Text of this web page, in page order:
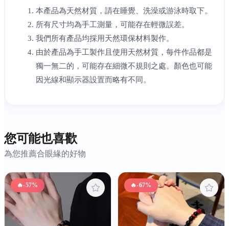
本產品為天然材質，請在睡覺、洗澡或游泳時取下。
所有尺寸均為手工測量，可能存在輕微誤差。
我們所有產品均採用天然環保材料製作。
由於產品為手工製作且使用天然材質，每件作品都是
獨一無二的，可能存在細微不規則之處。顏色也可能
因光線和顯示器設置而略有不同。
您可能也喜歡
為您推薦合眼緣的好物
🔥-57% 🔥-67%